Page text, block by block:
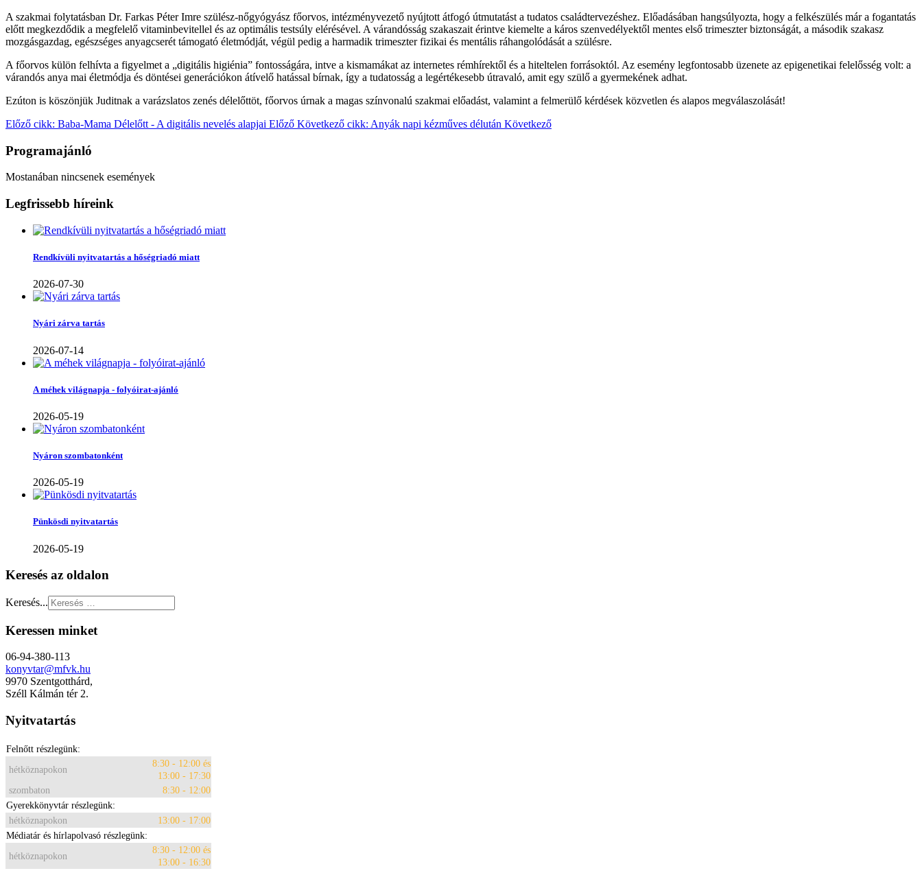
A szakmai folytatásban Dr. Farkas Péter Imre szülész-nőgyógyász főorvos, intézményvezető nyújtott átfogó útmutatást a tudatos családtervezéshez. Előadásában hangsúlyozta, hogy a felkészülés már a fogantatás
előtt megkezdődik a megfelelő vitaminbevitellel és az optimális testsúly elérésével. A várandósság szakaszait érintve kiemelte a káros szenvedélyektől mentes első trimeszter biztonságát, a második szakasz
mozgásgazdag, egészséges anyagcserét támogató életmódját, végül pedig a harmadik trimeszter fizikai és mentális ráhangolódását a szülésre.
A főorvos külön felhívta a figyelmet a „digitális higiénia” fontosságára, intve a kismamákat az internetes rémhírektől és a hiteltelen forrásoktól. Az esemény legfontosabb üzenete az epigenetikai felelősség volt: a
várandós anya mai életmódja és döntései generációkon átívelő hatással bírnak, így a tudatosság a legértékesebb útravaló, amit egy szülő a gyermekének adhat.
Ezúton is köszönjük Juditnak a varázslatos zenés délelőttöt, főorvos úrnak a magas színvonalú szakmai előadást, valamint a felmerülő kérdések közvetlen és alapos megválaszolását!
Előző cikk: Baba-Mama Délelőtt - A digitális nevelés alapjai Előző Következő cikk: Anyák napi kézműves délután Következő
Programajánló
Mostanában nincsenek események
Legfrissebb híreink
Rendkívüli nyitvatartás a hőségriadó miatt
2026-07-30
Nyári zárva tartás
2026-07-14
A méhek világnapja - folyóirat-ajánló
2026-05-19
Nyáron szombatonként
2026-05-19
Pünkösdi nyitvatartás
2026-05-19
Keresés az oldalon
Keresés...
Keressen minket
06-94-380-113
konyvtar@mfvk.hu
9970 Szentgotthárd,
Széll Kálmán tér 2.
Nyitvatartás
Felnőtt részlegünk:
hétköznapokon
8:30 - 12:00 és
13:00 - 17:30
szombaton
8:30 - 12:00
Gyerekkönyvtár részlegünk:
hétköznapokon
13:00 - 17:00
Médiatár és hírlapolvasó részlegünk:
hétköznapokon
8:30 - 12:00 és
13:00 - 16:30